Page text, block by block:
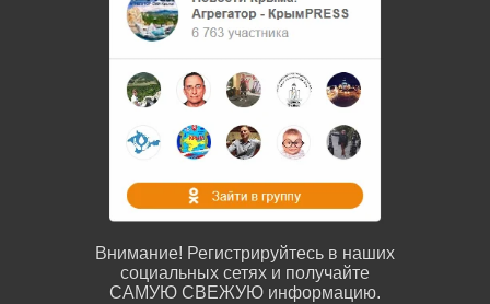
Внимание! Регистрируйтесь в наших
социальных сетях и получайте
САМУЮ СВЕЖУЮ информацию.